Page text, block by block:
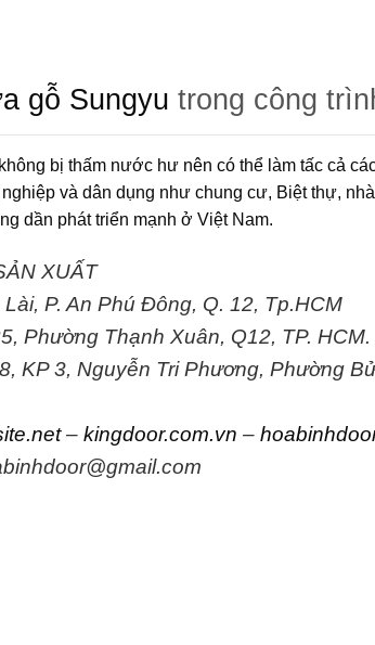
gỗ Sungyu trong công
bị thấm nước hư nên có thể làm tấc cả
và dân dụng như chung cư, Biệt thự,
dần phát triển mạnh ở Việt Nam.
XUẤT
P. An Phú Đông, Q. 12, Tp.HCM
Phường Thạnh Xuân, Q12, TP. HCM.
KP 3, Nguyễn Tri Phương, Phường
– kingdoor.com.vn –